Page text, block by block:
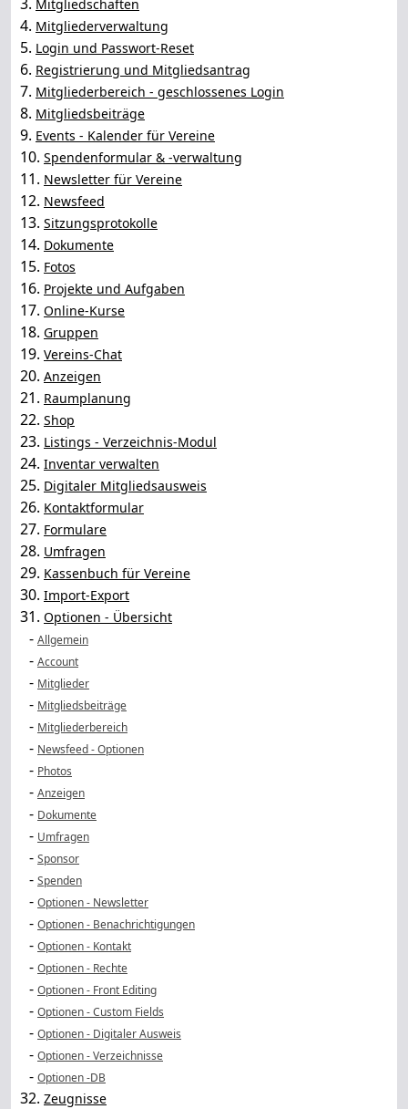
Mitgliedschaften
4. Mitgliederverwaltung
5. Login und Passwort-Reset
6. Registrierung und Mitgliedsantrag
7. Mitgliederbereich - geschlossenes Login
8. Mitgliedsbeiträge
9. Events - Kalender für Vereine
10. Spendenformular & -verwaltung
11. Newsletter für Vereine
12. Newsfeed
13. Sitzungsprotokolle
14. Dokumente
15. Fotos
16. Projekte und Aufgaben
17. Online-Kurse
18. Gruppen
19. Vereins-Chat
20. Anzeigen
21. Raumplanung
22. Shop
23. Listings - Verzeichnis-Modul
24. Inventar verwalten
25. Digitaler Mitgliedsausweis
26. Kontaktformular
27. Formulare
28. Umfragen
29. Kassenbuch für Vereine
30. Import-Export
31. Optionen - Übersicht
- Allgemein
- Account
- Mitglieder
- Mitgliedsbeiträge
- Mitgliederbereich
- Newsfeed - Optionen
- Photos
- Anzeigen
- Dokumente
- Umfragen
- Sponsor
- Spenden
- Optionen - Newsletter
- Optionen - Benachrichtigungen
- Optionen - Kontakt
- Optionen - Rechte
- Optionen - Front Editing
- Optionen - Custom Fields
- Optionen - Digitaler Ausweis
- Optionen - Verzeichnisse
- Optionen -DB
32. Zeugnisse